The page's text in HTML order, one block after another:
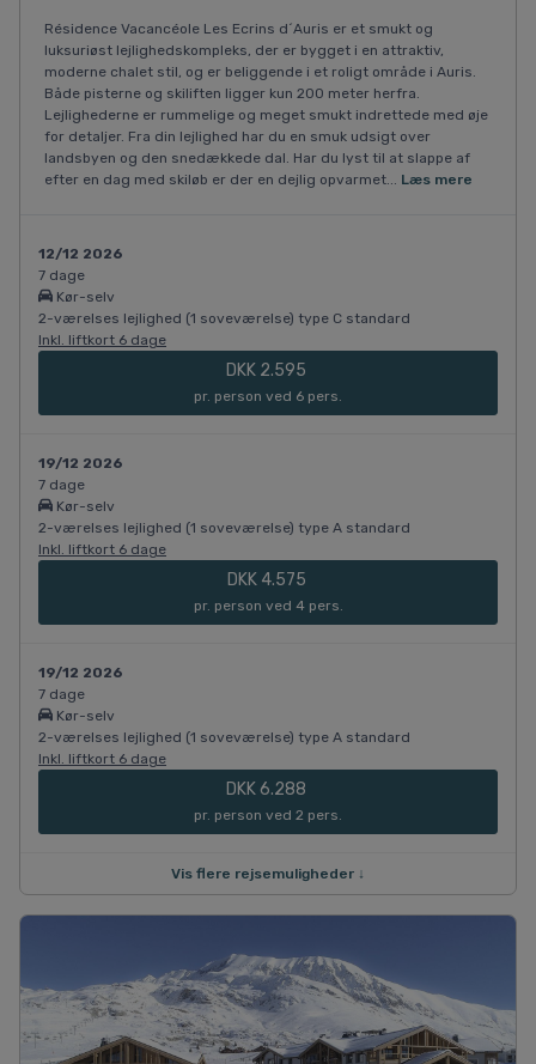
Résidence Vacancéole Les Ecrins d´Auris er et smukt og
luksuriøst lejlighedskompleks, der er bygget i en attraktiv,
moderne chalet stil, og er beliggende i et roligt område i Auris.
Både pisterne og skiliften ligger kun 200 meter herfra.
Lejlighederne er rummelige og meget smukt indrettede med øje
for detaljer. Fra din lejlighed har du en smuk udsigt over
landsbyen og den snedækkede dal. Har du lyst til at slappe af
efter en dag med skiløb er der en dejlig opvarmet... Læs mere
12/12 2026
7 dage
Kør-selv
2-værelses lejlighed (1 soveværelse) type C standard
Inkl. liftkort 6 dage
DKK 2.595
pr. person ved 6 pers.
19/12 2026
7 dage
Kør-selv
2-værelses lejlighed (1 soveværelse) type A standard
Inkl. liftkort 6 dage
DKK 4.575
pr. person ved 4 pers.
19/12 2026
7 dage
Kør-selv
2-værelses lejlighed (1 soveværelse) type A standard
Inkl. liftkort 6 dage
DKK 6.288
pr. person ved 2 pers.
Vis flere rejsemuligheder ↓